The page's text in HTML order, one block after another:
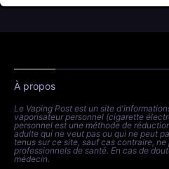
À propos
Le Vaping Post est un site
vaporisateur personnel (cigarette
personnel est une méthode de
adulte qui ne veut pas ou qui ne peut
tenus sur ce site, sauf cas contraire,
professionnels de santé. En cas de
médecin.